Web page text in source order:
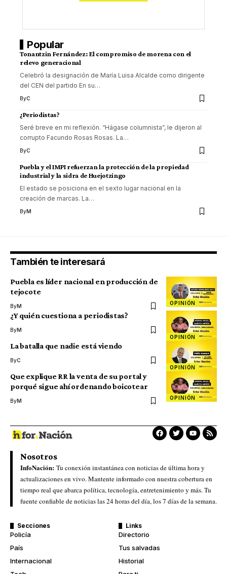
Popular
Tonantzin Fernández: El compromiso de morena con el
relevo generacional
Celebró la designación de María Luisa Alcalde como dirigente
del CEN del partido En su…
ByC
¿Periodistas?
Seré breve en mi reflexión. “Hágase columnista”, le dijeron al
corrupto Facundo Rosas Rosas. La…
ByC
Puebla y el IMPI refuerzan la protección de la propiedad
industrial y la sidra de Huejotzingo
El estado se posiciona en el sexto lugar nacional en la
creación de marcas. La…
ByM
También te interesará
OPINIÓN
Puebla es líder nacional en producción de
tejocote
ByM
OPINIÓN
¿Y quién cuestiona a periodistas?
ByM
OPINIÓN
La batalla que nadie está viendo
ByC
OPINIÓN
Que explique RR la venta de su portal y
porqué sigue ahí ordenando boicotear
ByM
Nosotros
InfoNación: Tu conexión instantánea con noticias de última hora y
actualizaciones en vivo. Mantente informado con nuestra cobertura en
tiempo real que abarca política, tecnología, entretenimiento y más. Tu
fuente confiable de noticias las 24 horas del día, los 7 días de la semana.
Secciones
Policía
País
Internacional
Links
Directorio
Tus salvadas
Historial